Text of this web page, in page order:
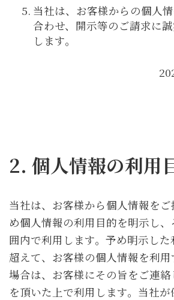
当社は、お客様からの個人
合わせ、開示等のご請求に
します。
2. 個人情報の利用
当社は、お客様から個人情報を
め個人情報の利用目的を明示し
囲内で利用します。予め明示し
超えて、お客様の個人情報を利
場合は、お客様にその旨をご連
を頂いた上で利用します。当社